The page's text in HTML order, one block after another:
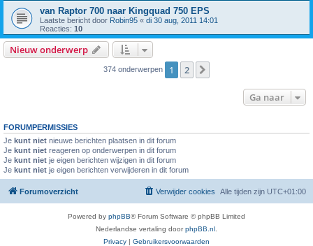
van Raptor 700 naar Kingquad 750 EPS
Laatste bericht door Robin95 « di 30 aug, 2011 14:01
Reacties: 10
Nieuw onderwerp
374 onderwerpen 1 2
Ga naar
FORUMPERMISSIES
Je kunt niet nieuwe berichten plaatsen in dit forum
Je kunt niet reageren op onderwerpen in dit forum
Je kunt niet je eigen berichten wijzigen in dit forum
Je kunt niet je eigen berichten verwijderen in dit forum
Forumoverzicht Alle tijden zijn UTC+01:00
Verwijder cookies
Powered by phpBB® Forum Software © phpBB Limited
Nederlandse vertaling doorphpBB.nl
Privacy | Gebruikersvoorwaarden